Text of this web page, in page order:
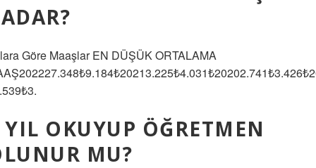
Göre Maaşlar EN DÜŞÜK ORTALAMA
OKUYUP ÖĞRETMEN
MU?